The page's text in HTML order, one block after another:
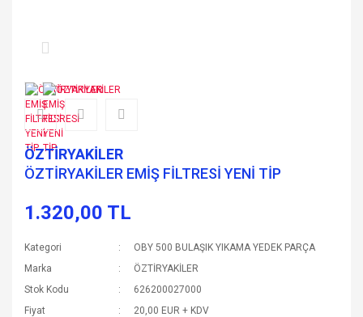
ÖZTİRYAKİLER
ÖZTİRYAKİLER EMİŞ FİLTRESİ YENİ TİP
1.320,00 TL
Kategori
OBY 500 BULAŞIK YIKAMA YEDEK PARÇA
Marka
ÖZTİRYAKİLER
Stok Kodu
626200027000
Fiyat
20,00 EUR + KDV